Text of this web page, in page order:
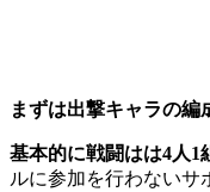
まずは出撃キャラの編
基本的に戦闘はは4人1
ルに参加を行わないサ